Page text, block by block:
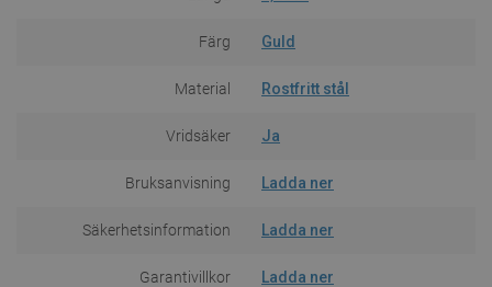
Färg Guld
Material Rostfritt stål
Vridsäker Ja
Bruksanvisning Ladda ner
Säkerhetsinformation Ladda ner
Garantivillkor Ladda ner